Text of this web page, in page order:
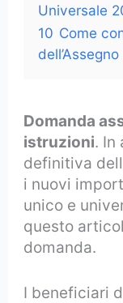
Universale
10 Come
Domanda
istruzioni. In
definitiva
i nuovi
unico e
questo
domanda.
I beneficiari